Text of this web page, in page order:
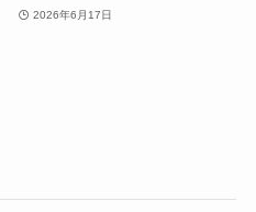
2026年6月17日